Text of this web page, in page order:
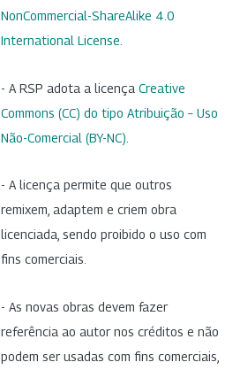
NonCommercial-ShareAlike 4.0
International License
- A RSP adota a licença Creative
Commons (CC) do tipo Atribuição – Uso
Não-Comercial (BY-NC)
- A licença permite que outros
remixem, adaptem e criem obra
licenciada, sendo proibido o uso com
fins comerciais.
- As novas obras devem fazer
referência ao autor nos créditos e não
podem ser usadas com fins comerciais,